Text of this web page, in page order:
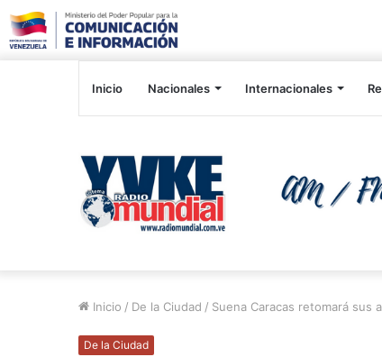
Inicio Nacionales Internacionales
Inicio / De la Ciudad / Suena Caracas retomará sus
De la Ciudad